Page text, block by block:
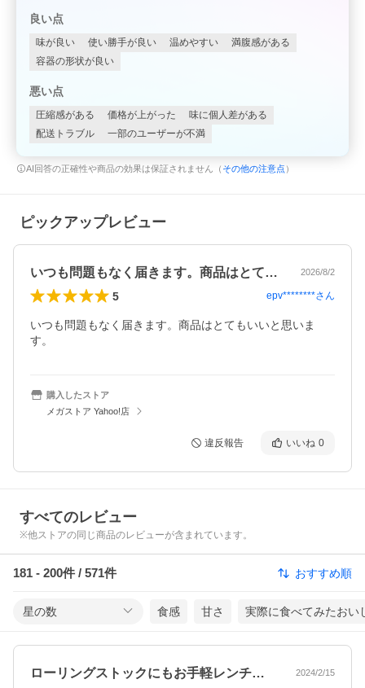
良い点
味が良い 使い勝手が良い 温めやすい
満腹感がある
容器の形状が良い
悪い点
圧縮感がある 価格が上がった
味に個人差がある
配送トラブル
一部のユーザーが不満
AI回答の正確性や商品の効果は保証されません（ その他の注意点 ）
ピックアップレビュー
いつも問題もなく届きます。商品はとても… 2026/8/2
5 epv********さん
いつも問題もなく届きます。商品はとてもいいと思いま
す。
購入したストア
メガストア Yahoo!店
違反報告 いいね 0
すべてのレビュー
※他ストアの同じ商品のレビューが含まれています。
181 - 200件 / 571件 おすすめ順
星の数 食感 甘さ 実際に食べてみたおい
ローリングストックにもお手軽レンチンにも 2024/2/15